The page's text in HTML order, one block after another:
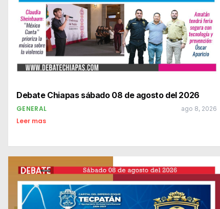
Debate Chiapas sábado 08 de agosto del 2026
GENERAL ago 8, 2026
Leer mas